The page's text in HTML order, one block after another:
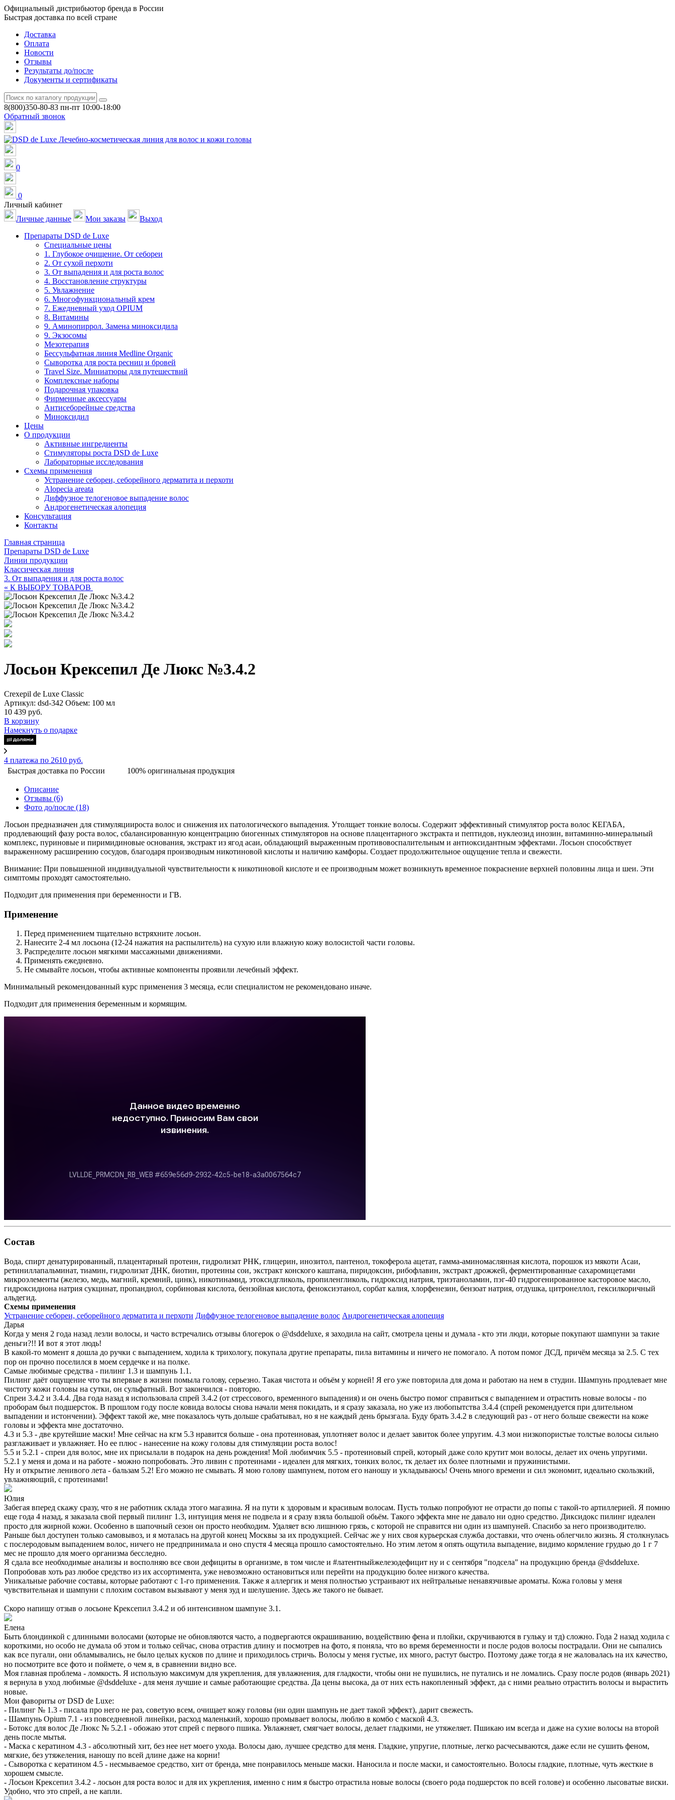
Официальный дистрибьютор бренда в России
Быстрая доставка по всей стране
Доставка
Оплата
Новости
Отзывы
Результаты до/после
Документы и сертификаты
8(800)350-80-83 пн-пт 10:00-18:00
Обратный звонок
0
0
Личный кабинет
Личные данные
Мои заказы
Выход
Препараты DSD de Luxe
Специальные цены
1. Глубокое очищение. От себореи
2. От сухой перхоти
3. От выпадения и для роста волос
4. Восстановление структуры
5. Увлажнение
6. Многофункциональный крем
7. Ежедневный уход OPIUM
8. Витамины
9. Аминопиррол. Замена миноксидила
9. Экзосомы
Мезотерапия
Бессульфатная линия Medline Organic
Сыворотка для роста ресниц и бровей
Travel Size. Миниатюры для путешествий
Комплексные наборы
Подарочная упаковка
Фирменные аксессуары
Антисеборейные средства
Миноксидил
Цены
О продукции
Активные ингредиенты
Стимуляторы роста DSD de Luxe
Лабораторные исследования
Схемы применения
Устранение себореи, себорейного дерматита и перхоти
Alopecia areata
Диффузное телогеновое выпадение волос
Андрогенетическая алопеция
Консультация
Контакты
Главная страница
Препараты DSD de Luxe
Линии продукции
Классическая линия
3. От выпадения и для роста волос
« К ВЫБОРУ ТОВАРОВ
Лосьон Крексепил Де Люкс №3.4.2
Crexepil de Luxe Classic
Артикул: dsd-342 Объем: 100 мл
10 439 руб.
В корзину
Намекнуть о подарке
4 платежа по 2610 руб.
Быстрая доставка по России
100% оригинальная продукция
Описание
Отзывы (6)
Фото до/после (18)
Лосьон предназначен для стимуляциироста волос и снижения их патологического выпадения. Утолщает тонкие волосы. Содержит эффективный стимулятор роста волос КЕГАБА,
продлевающий фазу роста волос, сбалансированную концентрацию биогенных стимуляторов на основе плацентарного экстракта и пептидов, нуклеозид инозин, витаминно-минеральный
комплекс, пуриновые и пиримидиновые основания, экстракт из ягод асаи, обладающий выраженным противовоспалительным и антиоксидантным эффектами. Лосьон способствует
выраженному расширению сосудов, благодаря производным никотиновой кислоты и наличию камфоры. Создает продолжительное ощущение тепла и свежести.
Внимание: При повышенной индивидуальной чувствительности к никотиновой кислоте и ее производным может возникнуть временное покраснение верхней половины лица и шеи. Эти
симптомы проходят самостоятельно.
Подходит для применения при беременности и ГВ.
Применение
Перед применением тщательно встряхните лосьон.
Нанесите 2-4 мл лосьона (12-24 нажатия на распылитель) на сухую или влажную кожу волосистой части головы.
Распределите лосьон мягкими массажными движениями.
Применять ежедневно.
Не смывайте лосьон, чтобы активные компоненты проявили лечебный эффект.
Минимальный рекомендованный курс применения 3 месяца, если специалистом не рекомендовано иначе.
Подходит для применения беременным и кормящим.
Состав
Вода, спирт денатурированный, плацентарный протеин, гидролизат РНК, глицерин, инозитол, пантенол, токоферола ацетат, гамма-аминомаслянная кислота, порошок из мякоти Асаи,
ретиниллапальминат, тиамин, гидролизат ДНК, биотин, протеины сои, экстракт конского каштана, пиридоксин, рибофлавин, экстракт дрожжей, ферментированные сахаромицетами
микроэлементы (железо, медь, магний, кремний, цинк), никотинамид, этоксидгликоль, пропиленгликоль, гидроксид натрия, триэтаноламин, пэг-40 гидрогенированное касторовое масло,
гидроксидиона натрия сукцинат, пропандиол, сорбиновая кислота, бензойная кислота, феноксиэтанол, сорбат калия, хлорфенезин, бензоат натрия, отдушка, цитронеллол, гексилкоричный
альдегид.
Схемы применения
Устранение себореи, себорейного дерматита и перхоти Диффузное телогеновое выпадение волос Андрогенетическая алопеция
Дарья
Когда у меня 2 года назад лезли волосы, и часто встречались отзывы блогерок о @dsddeluxe, я заходила на сайт, смотрела цены и думала - кто эти люди, которые покупают шампуни за такие
деньги?!! И вот я этот людь!⠀
В какой-то момент я дошла до ручки с выпадением, ходила к трихологу, покупала другие препараты, пила витамины и ничего не помогало. А потом помог ДСД, причём месяца за 2.5. С тех
пор он прочно поселился в моем сердечке и на полке.⠀
Самые любимые средства - пилинг 1.3 и шампунь 1.1.
Пилинг даёт ощущение что ты впервые в жизни помыла голову, серьезно. Такая чистота и объём у корней! Я его уже повторила для дома и работаю на нем в студии. Шампунь продлевает мне
чистоту кожи головы на сутки, он сульфатный. Вот закончился - повторю.
Спреи 3.4.2 и 3.4.4. Два года назад я использовала спрей 3.4.2 (от стрессового, временного выпадения) и он очень быстро помог справиться с выпадением и отрастить новые волосы - по
проборам был подшерсток. В прошлом году после ковида волосы снова начали меня покидать, и я сразу заказала, но уже из любопытства 3.4.4 (спрей рекомендуется при длительном
выпадении и истончении). Эффект такой же, мне показалось чуть дольше срабатывал, но я не каждый день брызгала. Буду брать 3.4.2 в следующий раз - от него больше свежести на коже
головы и эффекта мне достаточно.
4.3 и 5.3 - две крутейшие маски! Мне сейчас на кгм 5.3 нравится больше - она протеиновая, уплотняет волос и делает завиток более упругим. 4.3 мои низкопористые толстые волосы сильно
разглаживает и увлажняет. Но ее плюс - нанесение на кожу головы для стимуляции роста волос!
5.5 и 5.2.1 - спреи для волос, мне их присылали в подарок на день рождения! Мой любимчик 5.5 - протеиновый спрей, который даже соло крутит мои волосы, делает их очень упругими.
5.2.1 у меня и дома и на работе - можно попробовать. Это ливин с протеинами - идеален для мягких, тонких волос, тк делает их более плотными и пружинистыми.
Ну и открытие ленивого лета - бальзам 5.2! Его можно не смывать. Я мою голову шампунем, потом его наношу и укладываюсь! Очень много времени и сил экономит, идеально скользкий,
увлажняющий, с протеинами!
Юлия
Забегая вперед скажу сразу, что я не работник склада этого магазина. Я на пути к здоровым и красивым волосам. Пусть только попробуют не отрасти до попы с такой-то артиллерией. Я помню
еще года 4 назад, я заказала свой первый пилинг 1.3, интуиция меня не подвела и я сразу взяла большой обьём. Такого эффекта мне не давало ни одно средство. Диксидокс пилинг идеален
просто для жирной кожи. Особенно в шапочный сезон он просто необходим. Удаляет всю лишнюю грязь, с которой не справится ни один из шампуней. Спасибо за него производителю.⠀
Раньше был доступен только самовывоз, и я моталась на другой конец Москвы за их продукцией. Сейчас же у них своя курьерская служба доставки, что очень облегчило жизнь. Я столкнулась
с послеродовым выпадением волос, ничего не предпринимала и оно спустя 4 месяца прошло самостоятельно. Но этим летом я опять ощутила выпадение, видимо кормление грудью до 1 г 7
мес не прошло для моего организма бесследно.
Я сдала все необходимые анализы и восполняю все свои дефициты в организме, в том числе и #латентныйжелезодефицит ну и с сентября "подсела" на продукцию бренда @dsddeluxe.
Попробовав хоть раз любое средство из их ассортимента, уже невозможно остановиться или перейти на продукцию более низкого качества.⠀
Уникальные рабочие составы, которые работают с 1-го применения. Также я аллергик и меня полностью устраивают их нейтральные ненавязчивые ароматы. Кожа головы у меня
чувствительная и шампуни с плохим составом вызывают у меня зуд и шелушение. Здесь же такого не бывает.
Скоро напишу отзыв о лосьоне Крексепил 3.4.2 и об интенсивном шампуне 3.1.
Елена
Быть блондинкой с длинными волосами (которые не обновляются часто, а подвергаются окрашиванию, воздействию фена и плойки, скручиваются в гульку и тд) сложно. Года 2 назад ходила с
короткими, но особо не думала об этом и только сейчас, снова отрастив длину и посмотрев на фото, я поняла, что во время беременности и после родов волосы пострадали. Они не сыпались
как все пугали, они обламывались, не было целых кусков по длине и приходилось стричь. Волосы у меня густые, их много, растут быстро. Поэтому даже тогда я не жаловалась на их качество,
но посмотрите все фото и поймете, о чем я, в сравнении видно все.⠀
Моя главная проблема - ломкость. Я использую максимум для укрепления, для увлажнения, для гладкости, чтобы они не пушились, не путались и не ломались. Сразу после родов (январь 2021)
я вернула в уход любимые @dsddeluxe - для меня лучшие и самые работающие средства. Да цены высока, да от них есть накопленный эффект, да с ними реально отрастить волосы и вырастить
новые.⠀
Мои фавориты от DSD de Luxe:
- Пилинг № 1.3 - писала про него не раз, советую всем, очищает кожу головы (ни один шампунь не дает такой эффект), дарит свежесть.
- Шампунь Opium 7.1 - из повседневной линейки, расход маленький, хорошо промывает волосы, люблю в комбо с маской 4.3.
- Ботокс для волос Де Люкс № 5.2.1 - обожаю этот спрей с первого пшика. Увлажняет, смягчает волосы, делает гладкими, не утяжеляет. Пшикаю им всегда и даже на сухие волосы на второй
день после мытья.
- Маска с кератином 4.3 - абсолютный хит, без нее нет моего ухода. Волосы даю, лучшее средство для меня. Гладкие, упругие, плотные, легко расчесываются, даже если не сушить феном,
мягкие, без утяжеления, наношу по всей длине даже на корни!
- Сыворотка с кератином 4.5 - несмываемое средство, хит от бренда, мне понравилось меньше маски. Наносила и после маски, и самостоятельно. Волосы гладкие, плотные, чуть жесткие в
хорошем смысле.
- Лосьон Крексепил 3.4.2 - лосьон для роста волос и для их укрепления, именно с ним я быстро отрастила новые волосы (своего рода подшерсток по всей голове) и особенно лысоватые виски.
Удобно, что это спрей, а не капли.